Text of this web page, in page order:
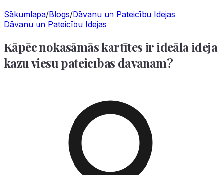
Sākumlapa/Blogs/Dāvanu un Pateicību Idejas
Dāvanu un Pateicību Idejas
Kāpēc nokasāmās kartītes ir ideāla ideja
kāzu viesu pateicības dāvanām?